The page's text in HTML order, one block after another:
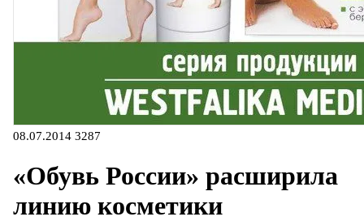
08.07.2014 3287
«Обувь России» расширила
линию косметики